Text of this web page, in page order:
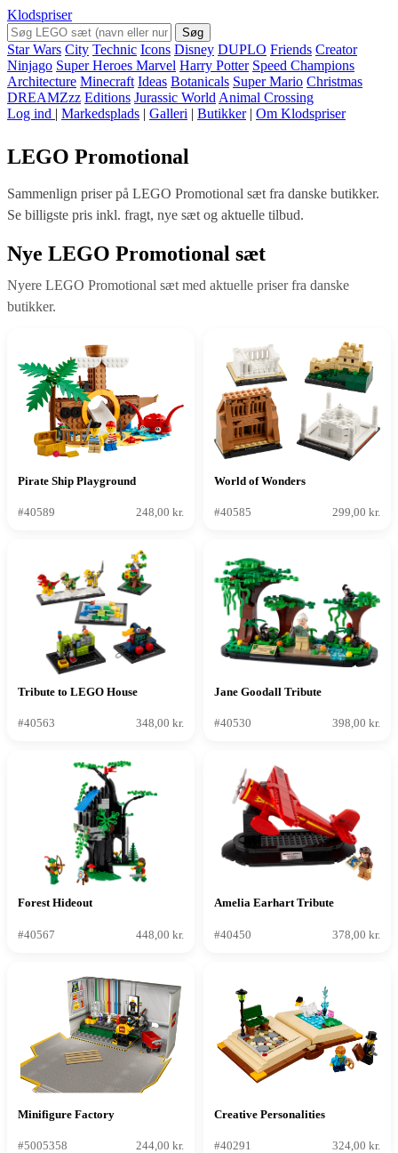
Klodspriser
Søg
Star Wars City Technic Icons Disney DUPLO Friends Creator
Ninjago Super Heroes Marvel Harry Potter Speed Champions
Architecture Minecraft Ideas Botanicals Super Mario Christmas
DREAMZzz Editions Jurassic World Animal Crossing
Log ind | Markedsplads | Galleri | Butikker | Om Klodspriser
LEGO Promotional
Sammenlign priser på LEGO Promotional sæt fra danske butikker.
Se billigste pris inkl. fragt, nye sæt og aktuelle tilbud.
Nye LEGO Promotional sæt
Nyere LEGO Promotional sæt med aktuelle priser fra danske
butikker.
Pirate Ship Playground
#40589 248,00 kr.
World of Wonders
#40585 299,00 kr.
Tribute to LEGO House
#40563 348,00 kr.
Jane Goodall Tribute
#40530 398,00 kr.
Forest Hideout
#40567 448,00 kr.
Amelia Earhart Tribute
#40450 378,00 kr.
Minifigure Factory
#5005358 244,00 kr.
Creative Personalities
#40291 324,00 kr.